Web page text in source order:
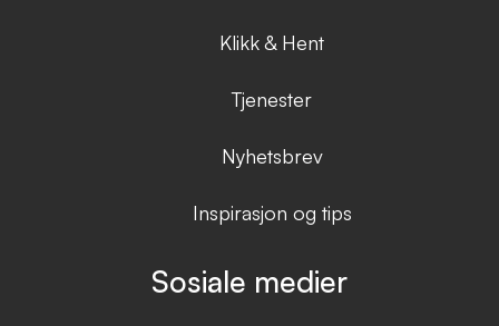
Klikk & Hent
Tjenester
Nyhetsbrev
Inspirasjon og tips
Sosiale medier